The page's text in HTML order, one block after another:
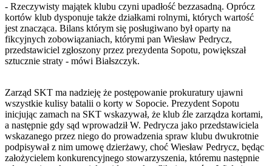
- Rzeczywisty majątek klubu czyni upadłość bezzasadną. Oprócz
kortów klub dysponuje także działkami rolnymi, których wartość
jest znacząca. Bilans którym się posługiwano był oparty na
fikcyjnych zobowiązaniach, którymi pan Wiesław Pedrycz,
przedstawiciel zgłoszony przez prezydenta Sopotu, powiększał
sztucznie straty - mówi Białszczyk.
Zarząd SKT ma nadzieję że postępowanie prokuratury ujawni
wszystkie kulisy batalii o korty w Sopocie. Prezydent Sopotu
inicjując zamach na SKT wskazywał, że klub źle zarządza kortami,
a następnie gdy sąd wprowadził W. Pedrycza jako przedstawiciela
wskazanego przez niego do prowadzenia spraw klubu dwukrotnie
podpisywał z nim umowę dzierżawy, choć Wiesław Pedrycz, będąc
założycielem konkurencyjnego stowarzyszenia, któremu następnie